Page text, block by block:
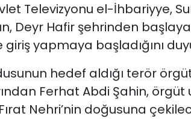
Televizyonu el-İhbariyye,
Deyr Hafir şehrinden
yapmaya başladığını
hedef aldığı terör
Ferhat Abdi Şahin, örgüt
Nehri’nin doğusuna